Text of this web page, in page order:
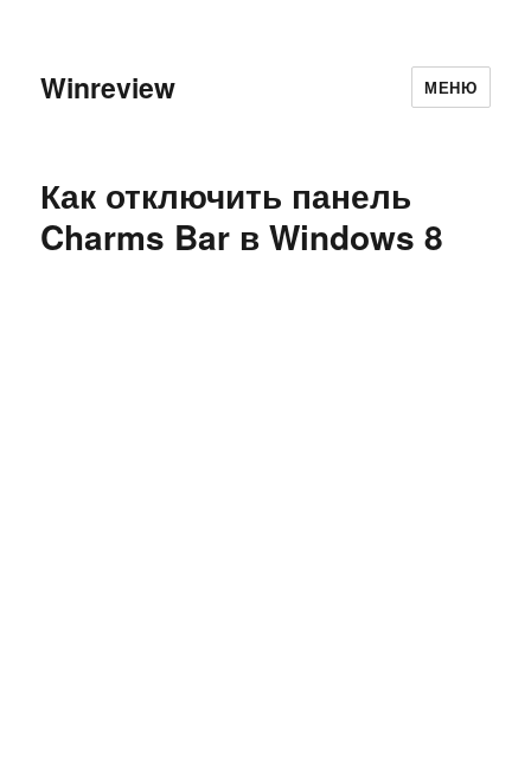
Winreview МЕНЮ
Как отключить панель
Charms Bar в Windows 8